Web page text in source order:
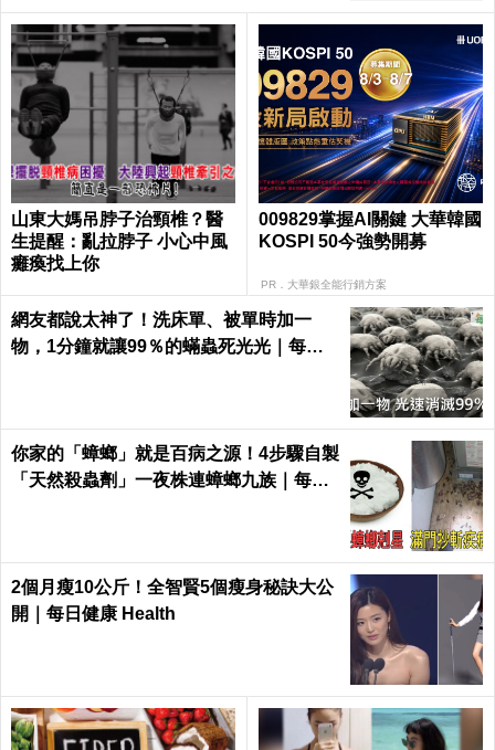
山東大媽吊脖子治頸椎？醫
生提醒：亂拉脖子 小心中風
癱瘓找上你
009829掌握AI關鍵 大華韓國
KOSPI 50今強勢開募
PR．大華銀全能行銷方案
網友都說太神了！洗床單、被單時加一
物，1分鐘就讓99％的蟎蟲死光光｜每日
你家的「蟑螂」就是百病之源！4步驟自製
「天然殺蟲劑」一夜株連蟑螂九族｜每日
2個月瘦10公斤！全智賢5個瘦身秘訣大公
開｜每日健康 Health